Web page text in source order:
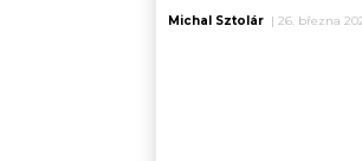
Michal Sztolár | 26. března